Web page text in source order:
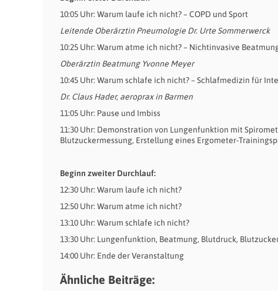
10:05 Uhr: Warum laufe ich nicht? – COPD und Sport
Leitende Oberärztin Pneumologie Dr. Urte Sommerwerck
10:25 Uhr: Warum atme ich nicht? – Nichtinvasive
Oberärztin Beatmung Yvonne Meyer
10:45 Uhr: Warum schlafe ich nicht? – Schlafmedizin für
Dr. Claus Hader, aeroprax in Barmen
11:05 Uhr: Pause und Imbiss
11:30 Uhr: Demonstration von Lungenfunktion mit
Blutzuckermessung, Erstellung eines Ergometer-
Beginn zweiter Durchlauf:
12:30 Uhr: Warum laufe ich nicht?
12:50 Uhr: Warum atme ich nicht?
13:10 Uhr: Warum schlafe ich nicht?
13:30 Uhr: Lungenfunktion, Beatmung, Blutdruck,
14:00 Uhr: Ende der Veranstaltung
Ähnliche Beiträge: